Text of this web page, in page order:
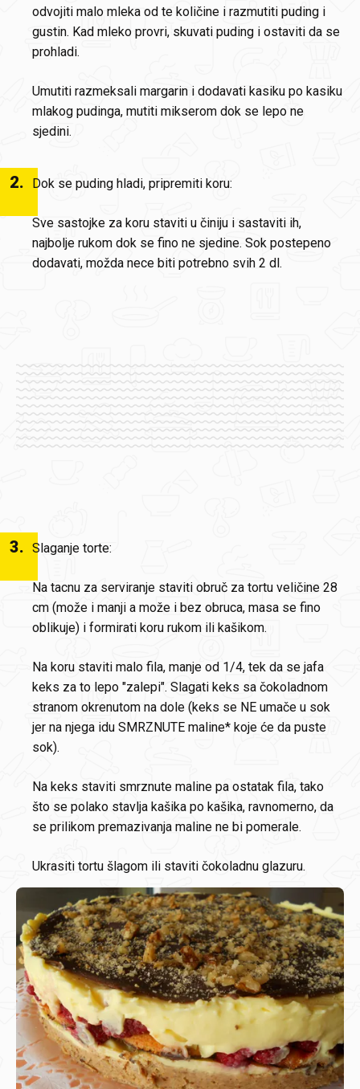
odvojiti malo mleka od te količine i razmutiti puding i
gustin. Kad mleko provri, skuvati puding i ostaviti da se
prohladi.
Umutiti razmeksali margarin i dodavati kasiku po kasiku
mlakog pudinga, mutiti mikserom dok se lepo ne
sjedini.
2. Dok se puding hladi, pripremiti koru:
Sve sastojke za koru staviti u činiju i sastaviti ih,
najbolje rukom dok se fino ne sjedine. Sok postepeno
dodavati, možda nece biti potrebno svih 2 dl.
3. Slaganje torte:
Na tacnu za serviranje staviti obruč za tortu veličine 28
cm (može i manji a može i bez obruca, masa se fino
oblikuje) i formirati koru rukom ili kašikom.
Na koru staviti malo fila, manje od 1/4, tek da se jafa
keks za to lepo "zalepi". Slagati keks sa čokoladnom
stranom okrenutom na dole (keks se NE umače u sok
jer na njega idu SMRZNUTE maline* koje će da puste
sok).
Na keks staviti smrznute maline pa ostatak fila, tako
što se polako stavlja kašika po kašika, ravnomerno, da
se prilikom premazivanja maline ne bi pomerale.
Ukrasiti tortu šlagom ili staviti čokoladnu glazuru.